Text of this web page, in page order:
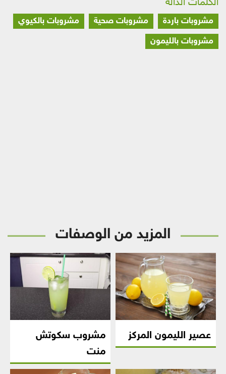
الكلمات الدالة
مشروبات باردة مشروبات صحية
مشروبات بالكيوي
مشروبات بالليمون
المزيد من الوصفات
عصير الليمون المركز
مشروب سكوتش
منت